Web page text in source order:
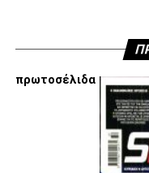
Εμείς είμαστε μόνο
Μόνο τα 4 γράμματα
ΚΑΝΕΝΑΣ δεν είναι
πρωτοσέλιδα